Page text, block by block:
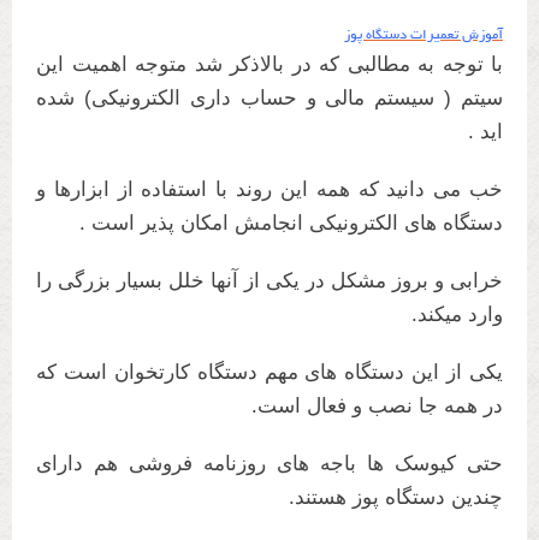
آموزش تعمیرات دستگاه پوز
با توجه به مطالبی که در بالاذکر شد متوجه اهمیت این
سیتم ( سیستم مالی و حساب داری الکترونیکی) شده
اید .
خب می دانید که همه این روند با استفاده از ابزارها و
دستگاه های الکترونیکی انجامش امکان پذیر است .
خرابی و بروز مشکل در یکی از آنها خلل بسیار بزرگی را
وارد میکند.
یکی از این دستگاه های مهم دستگاه کارتخوان است که
در همه جا نصب و فعال است.
حتی کیوسک ها باجه های روزنامه فروشی هم دارای
چندین دستگاه پوز هستند.